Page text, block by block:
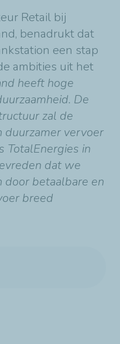
Retail bij
benadrukt dat
een stap
ambities uit het
heeft hoge
De
zal de
duurzamer vervoer
TotalEnergies in
dat we
door betaalbare en
breed